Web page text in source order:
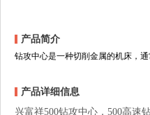
产品简介
钻攻中心是一种切削金属的机床，
产品详细信息
兴富祥500钻攻中心，500高速